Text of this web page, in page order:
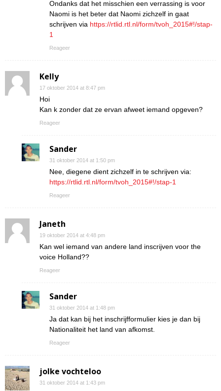
Ondanks dat het misschien een verrassing is voor
Naomi is het beter dat Naomi zichzelf in gaat
schrijven via https://rtlid.rtl.nl/form/tvoh_2015#!/stap-
1
Reageer
Kelly
17 oktober 2014 at 8:47 pm
Hoi
Kan k zonder dat ze ervan afweet iemand opgeven?
Reageer
Sander
31 oktober 2014 at 1:50 pm
Nee, diegene dient zichzelf in te schrijven via:
https://rtlid.rtl.nl/form/tvoh_2015#!/stap-1
Reageer
Janeth
19 oktober 2014 at 4:48 pm
Kan wel iemand van andere land inscrijven voor the
voice Holland??
Reageer
Sander
31 oktober 2014 at 1:48 pm
Ja dat kan bij het inschrijfformulier kies je dan bij
Nationaliteit het land van afkomst.
Reageer
jolke vochteloo
31 oktober 2014 at 1:43 pm